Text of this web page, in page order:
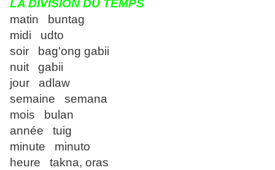
LA DIVISION DU TEMPS
matin buntag
midi udto
soir bag'ong gabii
nuit gabii
jour adlaw
semaine semana
mois bulan
année tuig
minute minuto
heure takna, oras